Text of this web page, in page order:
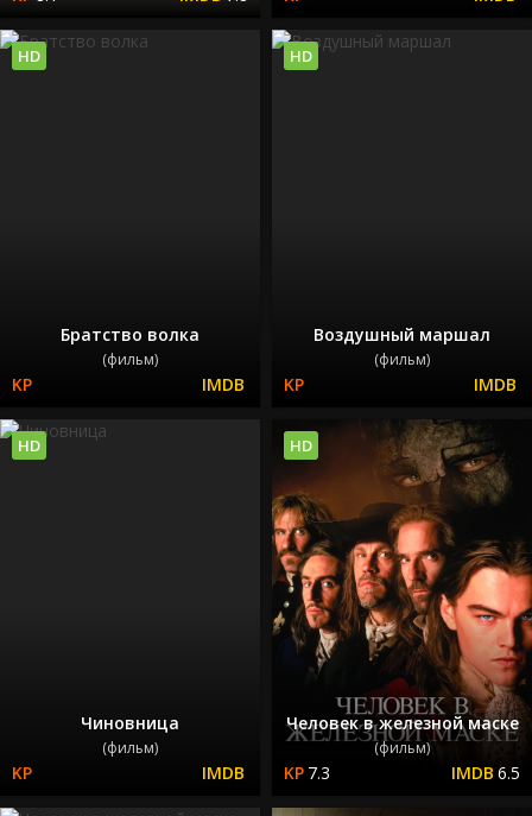
Братство волка
(фильм)
HD
Воздушный маршал
(фильм)
HD
Чиновница
(фильм)
HD
Человек в железной маске
(фильм)
7.3 6.5
HD